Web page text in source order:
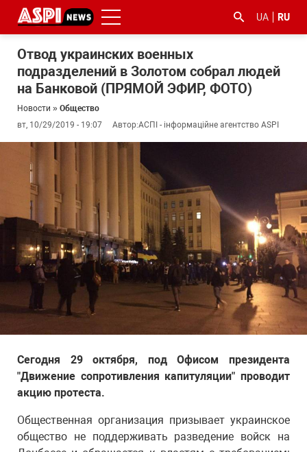
UA RU
Отвод украинских военных
подразделений в Золотом собрал людей
на Банковой (ПРЯМОЙ ЭФИР, ФОТО)
Новости » Общество
вт, 10/29/2019 - 19:07
Автор:АСПІ - інформаційне агентство ASPI
Сегодня 29 октября, под Офисом президента
"Движение сопротивления капитуляции" проводит
акцию протеста.
Общественная организация призывает украинское
общество не поддерживать разведение войск на
#боротьба
корупцією